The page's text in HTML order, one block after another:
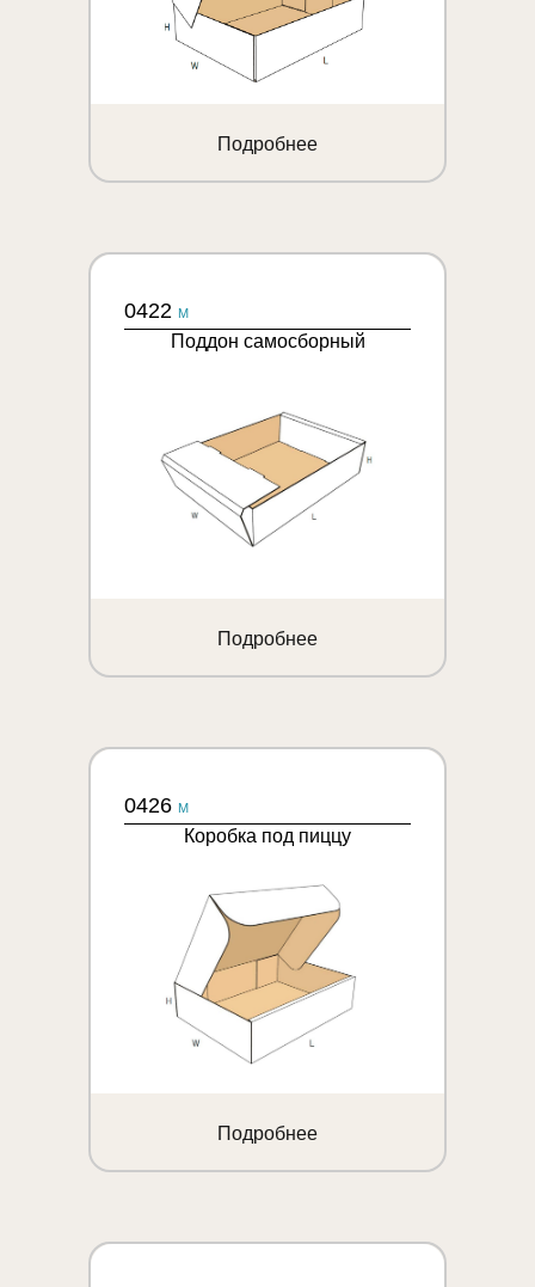
Подробнее
0422 M
Поддон самосборный
Подробнее
0426 M
Коробка под пиццу
Подробнее